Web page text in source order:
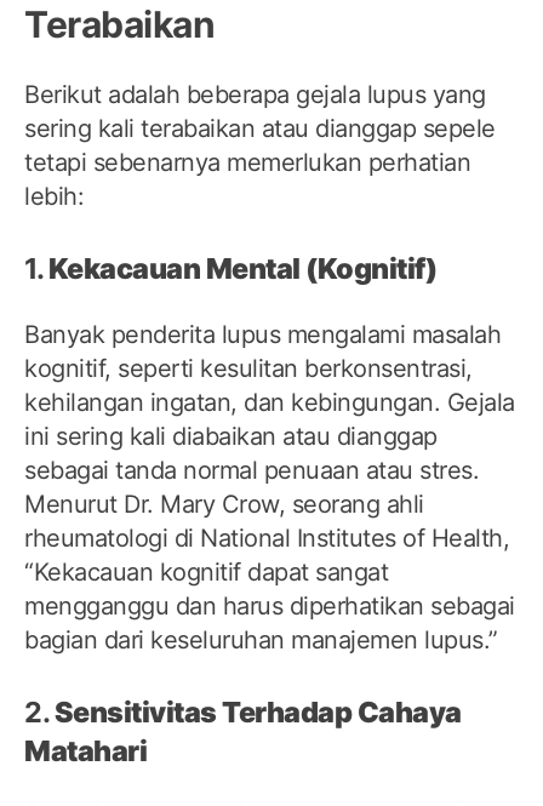
Terabaikan
Berikut adalah beberapa gejala lupus yang
sering kali terabaikan atau dianggap sepele
tetapi sebenarnya memerlukan perhatian
lebih:
1.Kekacauan Mental (Kognitif)
Banyak penderita lupus mengalami masalah
kognitif, seperti kesulitan berkonsentrasi,
kehilangan ingatan, dan kebingungan. Gejala
ini sering kali diabaikan atau dianggap
sebagai tanda normal penuaan atau stres.
Menurut Dr. Mary Crow, seorang ahli
rheumatologi di National Institutes of Health,
“Kekacauan kognitif dapat sangat
mengganggu dan harus diperhatikan sebagai
bagian dari keseluruhan manajemen lupus.”
2.Sensitivitas Terhadap Cahaya
Matahari